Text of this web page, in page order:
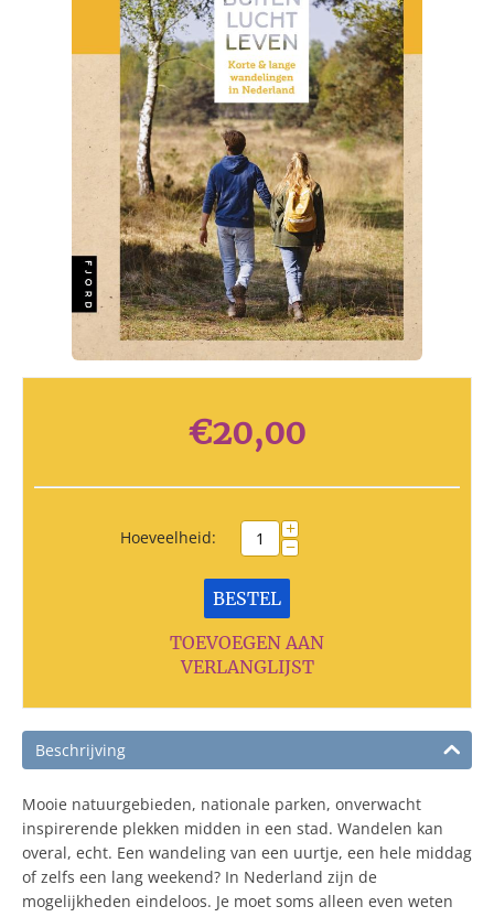
€20,00
Hoeveelheid: +
−
BESTEL
TOEVOEGEN AAN
VERLANGLIJST
Beschrijving
Mooie natuurgebieden, nationale parken, onverwacht
inspirerende plekken midden in een stad. Wandelen kan
overal, echt. Een wandeling van een uurtje, een hele middag
of zelfs een lang weekend? In Nederland zijn de
mogelijkheden eindeloos. Je moet soms alleen even weten